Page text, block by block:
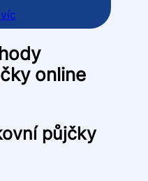
online
půjčky